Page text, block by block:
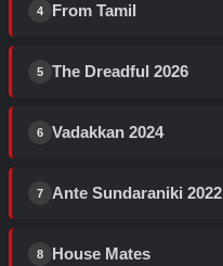
4 From Tamil
5 The Dreadful 2026
6 Vadakkan 2024
7 Ante Sundaraniki 2022
8 House Mates